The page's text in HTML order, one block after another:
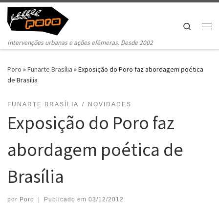
Pular para o conteúdo
Intervenções urbanas e ações efêmeras. Desde 2002
Search
Poro »Funarte Brasília »Exposição do Poro faz abordagem poética
de Brasília
FUNARTE BRASÍLIA NOVIDADES
Exposição do Poro faz
abordagem poética de
Brasília
por Poro Publicado em 03/12/2012